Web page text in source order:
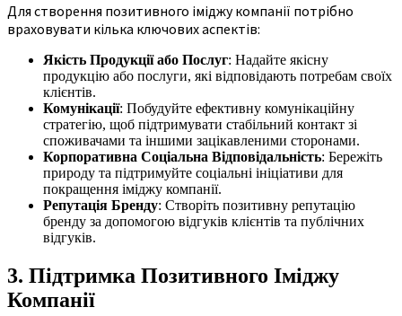
Для створення позитивного іміджу компанії потрібно
враховувати кілька ключових аспектів:
Якість Продукції або Послуг: Надайте якісну
продукцію або послуги, які відповідають потребам своїх
клієнтів.
Комунікації: Побудуйте ефективну комунікаційну
стратегію, щоб підтримувати стабільний контакт зі
споживачами та іншими зацікавленими сторонами.
Корпоративна Соціальна Відповідальність: Бережіть
природу та підтримуйте соціальні ініціативи для
покращення іміджу компанії.
Репутація Бренду: Створіть позитивну репутацію
бренду за допомогою відгуків клієнтів та публічних
відгуків.
3. Підтримка Позитивного Іміджу
Компанії